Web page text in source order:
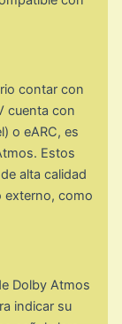
contar con
cuenta con
o eARC, es
Estos
alta calidad
externo, como
Dolby Atmos
indicar su